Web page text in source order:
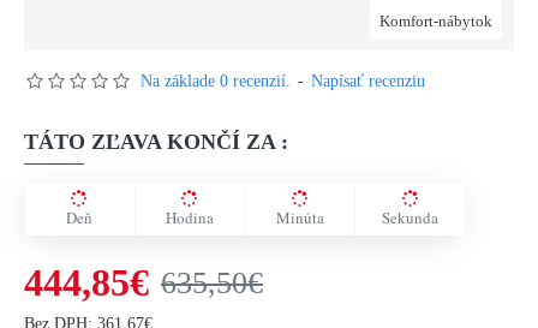
Komfort-nábytok
Na základe 0 recenzií. - Napísať recenziu
TÁTO ZĽAVA KONČÍ ZA :
Deň Hodina Minúta Sekunda
444,85€ 635,50€
Bez DPH: 361,67€